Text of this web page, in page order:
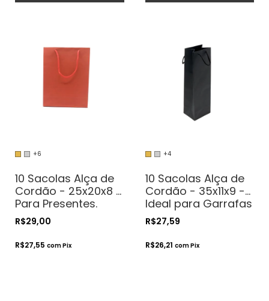
+6
10 Sacolas Alça de
Cordão - 25x20x8 -
Para Presentes.
Cosméticos ou
Artesanatos
R$29,00
R$27,55 comPix
+4
10 Sacolas Alça de
Cordão - 35x11x9 -
Ideal para Garrafas
de Vinho 750ml
R$27,59
R$26,21 comPix